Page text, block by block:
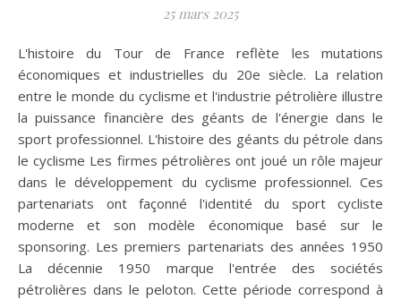
25 mars 2025
L'histoire du Tour de France reflète les mutations
économiques et industrielles du 20e siècle. La relation
entre le monde du cyclisme et l'industrie pétrolière illustre
la puissance financière des géants de l'énergie dans le
sport professionnel. L'histoire des géants du pétrole dans
le cyclisme Les firmes pétrolières ont joué un rôle majeur
dans le développement du cyclisme professionnel. Ces
partenariats ont façonné l'identité du sport cycliste
moderne et son modèle économique basé sur le
sponsoring. Les premiers partenariats des années 1950
La décennie 1950 marque l'entrée des sociétés
pétrolières dans le peloton. Cette période correspond à